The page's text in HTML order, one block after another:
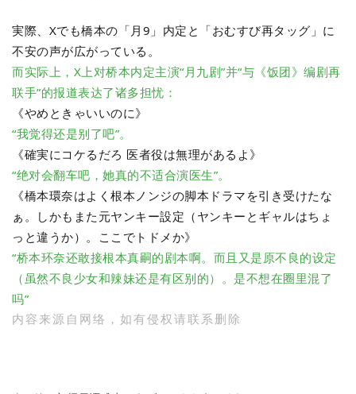
実際、Xでも橋本の「月9」内定と「おむすび再タッグ」に
不安の声が広がっている。
而实际上，X上对桥本内定主演“月九剧”并“与《饭团》编剧再
联手”的报道表达了诸多担忧：
《やめときゃいいのに》
“我觉得还是别了吧”。
《確実にコケるだろ 医者役は無理があるよ》
“绝对会翻车吧，她真的不适合演医生”。
《橋本環奈はよく根本ノンジの脚本ドラマを引き受けたな
ぁ。しかもまた元ヤンキー設定（ヤンキーとギャルはちょ
っと違うか）。ここでトドメか》
“桥本环奈还敢接根本真嗣的剧本啊。而且又是原不良的设定
（虽然不良少女和辣妹还是有区别的）。是不想在圈里混了
吗”
内容来源自网络，如有侵权请联系删除